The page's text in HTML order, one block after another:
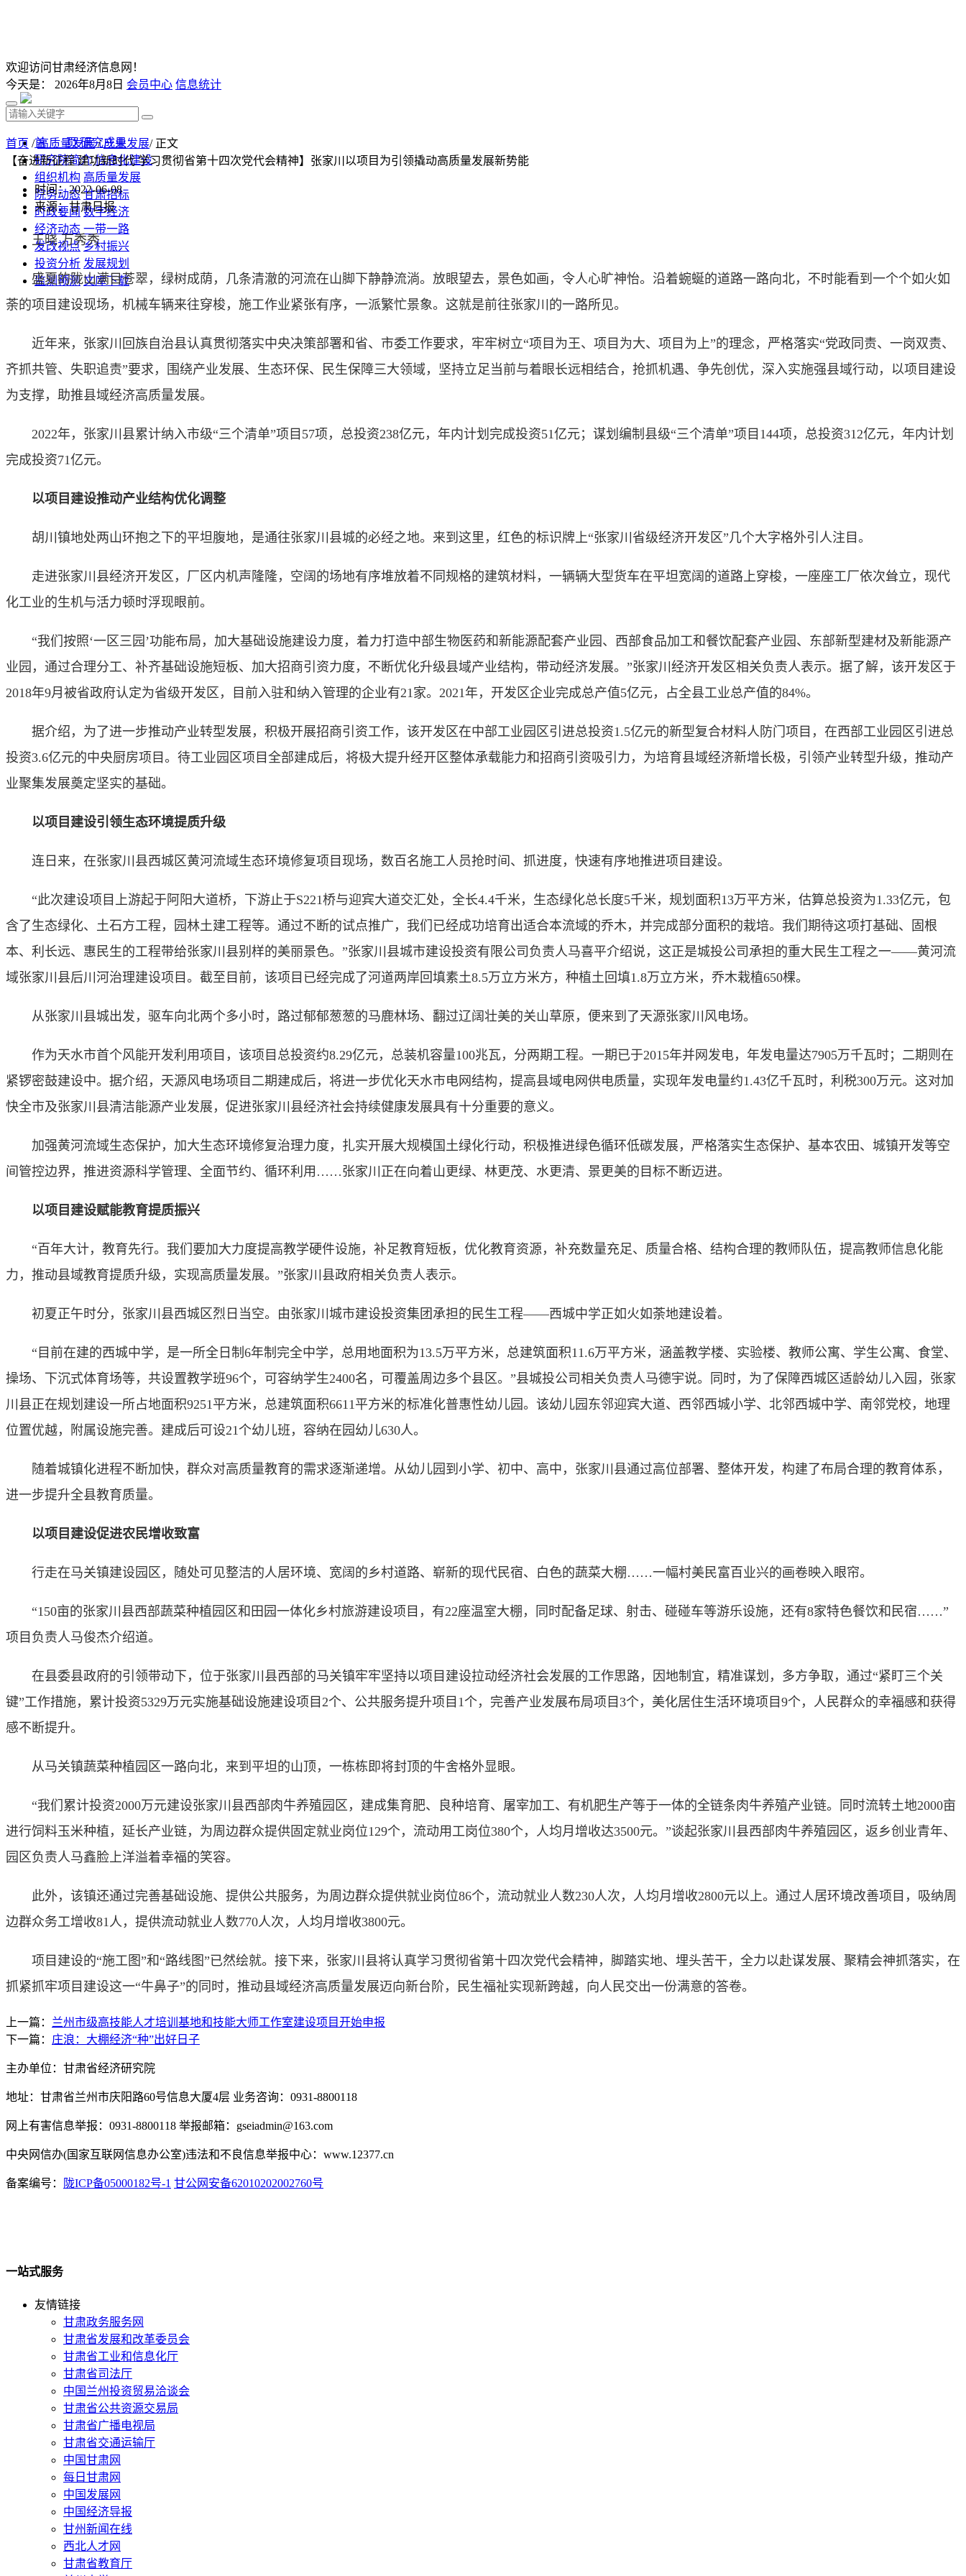
欢迎访问甘肃经济信息网！
今天是： 2026年8月8日 会员中心 信息统计
首 页 研究成果
研究院简介 信息化建设
组织机构 高质量发展
院务动态 甘肃招标
时政要闻 数字经济
经济动态 一带一路
发改视点 乡村振兴
投资分析 发展规划
监测预测 文库下载
首页 /高质量发展/产业发展/ 正文
【奋进新征程 建功新时代 学习贯彻省第十四次党代会精神】张家川以项目为引领撬动高质量发展新势能
时间：2022-06-08
来源：甘肃日报
王晓 万秀秀
盛夏的陇山满目苍翠，绿树成荫，几条清澈的河流在山脚下静静流淌。放眼望去，景色如画，令人心旷神怡。沿着蜿蜒的道路一路向北，不时能看到一个个如火如
荼的项目建设现场，机械车辆来往穿梭，施工作业紧张有序，一派繁忙景象。这就是前往张家川的一路所见。
近年来，张家川回族自治县认真贯彻落实中央决策部署和省、市委工作要求，牢牢树立“项目为王、项目为大、项目为上”的理念，严格落实“党政同责、一岗双责、
齐抓共管、失职追责”要求，围绕产业发展、生态环保、民生保障三大领域，坚持立足当前与着眼长远相结合，抢抓机遇、争先创优，深入实施强县域行动，以项目建设
为支撑，助推县域经济高质量发展。
2022年，张家川县累计纳入市级“三个清单”项目57项，总投资238亿元，年内计划完成投资51亿元；谋划编制县级“三个清单”项目144项，总投资312亿元，年内计划
完成投资71亿元。
以项目建设推动产业结构优化调整
胡川镇地处两山环抱之下的平坦腹地，是通往张家川县城的必经之地。来到这里，红色的标识牌上“张家川省级经济开发区”几个大字格外引人注目。
走进张家川县经济开发区，厂区内机声隆隆，空阔的场地有序堆放着不同规格的建筑材料，一辆辆大型货车在平坦宽阔的道路上穿梭，一座座工厂依次耸立，现代
化工业的生机与活力顿时浮现眼前。
“我们按照‘一区三园’功能布局，加大基础设施建设力度，着力打造中部生物医药和新能源配套产业园、西部食品加工和餐饮配套产业园、东部新型建材及新能源产
业园，通过合理分工、补齐基础设施短板、加大招商引资力度，不断优化升级县域产业结构，带动经济发展。”张家川经济开发区相关负责人表示。据了解，该开发区于
2018年9月被省政府认定为省级开发区，目前入驻和纳入管理的企业有21家。2021年，开发区企业完成总产值5亿元，占全县工业总产值的84%。
据介绍，为了进一步推动产业转型发展，积极开展招商引资工作，该开发区在中部工业园区引进总投资1.5亿元的新型复合材料人防门项目，在西部工业园区引进总
投资3.6亿元的中央厨房项目。待工业园区项目全部建成后，将极大提升经开区整体承载能力和招商引资吸引力，为培育县域经济新增长极，引领产业转型升级，推动产
业聚集发展奠定坚实的基础。
以项目建设引领生态环境提质升级
连日来，在张家川县西城区黄河流域生态环境修复项目现场，数百名施工人员抢时间、抓进度，快速有序地推进项目建设。
“此次建设项目上游起于阿阳大道桥，下游止于S221桥与迎宾大道交汇处，全长4.4千米，生态绿化总长度5千米，规划面积13万平方米，估算总投资为1.33亿元，包
含了生态绿化、土石方工程，园林土建工程等。通过不断的试点推广，我们已经成功培育出适合本流域的乔木，并完成部分面积的栽培。我们期待这项打基础、固根
本、利长远、惠民生的工程带给张家川县别样的美丽景色。”张家川县城市建设投资有限公司负责人马喜平介绍说，这正是城投公司承担的重大民生工程之一——黄河流
域张家川县后川河治理建设项目。截至目前，该项目已经完成了河道两岸回填素土8.5万立方米方，种植土回填1.8万立方米，乔木栽植650棵。
从张家川县城出发，驱车向北两个多小时，路过郁郁葱葱的马鹿林场、翻过辽阔壮美的关山草原，便来到了天源张家川风电场。
作为天水市首个风能开发利用项目，该项目总投资约8.29亿元，总装机容量100兆瓦，分两期工程。一期已于2015年并网发电，年发电量达7905万千瓦时；二期则在
紧锣密鼓建设中。据介绍，天源风电场项目二期建成后，将进一步优化天水市电网结构，提高县域电网供电质量，实现年发电量约1.43亿千瓦时，利税300万元。这对加
快全市及张家川县清洁能源产业发展，促进张家川县经济社会持续健康发展具有十分重要的意义。
加强黄河流域生态保护，加大生态环境修复治理力度，扎实开展大规模国土绿化行动，积极推进绿色循环低碳发展，严格落实生态保护、基本农田、城镇开发等空
间管控边界，推进资源科学管理、全面节约、循环利用……张家川正在向着山更绿、林更茂、水更清、景更美的目标不断迈进。
以项目建设赋能教育提质振兴
“百年大计，教育先行。我们要加大力度提高教学硬件设施，补足教育短板，优化教育资源，补充数量充足、质量合格、结构合理的教师队伍，提高教师信息化能
力，推动县域教育提质升级，实现高质量发展。”张家川县政府相关负责人表示。
初夏正午时分，张家川县西城区烈日当空。由张家川城市建设投资集团承担的民生工程——西城中学正如火如荼地建设着。
“目前在建的西城中学，是一所全日制6年制完全中学，总用地面积为13.5万平方米，总建筑面积11.6万平方米，涵盖教学楼、实验楼、教师公寓、学生公寓、食堂、
操场、下沉式体育场等，共设置教学班96个，可容纳学生2400名，可覆盖周边多个县区。”县城投公司相关负责人马德宇说。同时，为了保障西城区适龄幼儿入园，张家
川县正在规划建设一所占地面积9251平方米，总建筑面积6611平方米的标准化普惠性幼儿园。该幼儿园东邻迎宾大道、西邻西城小学、北邻西城中学、南邻党校，地理
位置优越，附属设施完善。建成后可设21个幼儿班，容纳在园幼儿630人。
随着城镇化进程不断加快，群众对高质量教育的需求逐渐递增。从幼儿园到小学、初中、高中，张家川县通过高位部署、整体开发，构建了布局合理的教育体系，
进一步提升全县教育质量。
以项目建设促进农民增收致富
行走在马关镇建设园区，随处可见整洁的人居环境、宽阔的乡村道路、崭新的现代民宿、白色的蔬菜大棚……一幅村美民富百业兴的画卷映入眼帘。
“150亩的张家川县西部蔬菜种植园区和田园一体化乡村旅游建设项目，有22座温室大棚，同时配备足球、射击、碰碰车等游乐设施，还有8家特色餐饮和民宿……”
项目负责人马俊杰介绍道。
在县委县政府的引领带动下，位于张家川县西部的马关镇牢牢坚持以项目建设拉动经济社会发展的工作思路，因地制宜，精准谋划，多方争取，通过“紧盯三个关
键”工作措施，累计投资5329万元实施基础设施建设项目2个、公共服务提升项目1个，完善产业发展布局项目3个，美化居住生活环境项目9个，人民群众的幸福感和获得
感不断提升。
从马关镇蔬菜种植园区一路向北，来到平坦的山顶，一栋栋即将封顶的牛舍格外显眼。
“我们累计投资2000万元建设张家川县西部肉牛养殖园区，建成集育肥、良种培育、屠宰加工、有机肥生产等于一体的全链条肉牛养殖产业链。同时流转土地2000亩
进行饲料玉米种植，延长产业链，为周边群众提供固定就业岗位129个，流动用工岗位380个，人均月增收达3500元。”谈起张家川县西部肉牛养殖园区，返乡创业青年、
园区负责人马鑫脸上洋溢着幸福的笑容。
此外，该镇还通过完善基础设施、提供公共服务，为周边群众提供就业岗位86个，流动就业人数230人次，人均月增收2800元以上。通过人居环境改善项目，吸纳周
边群众务工增收81人，提供流动就业人数770人次，人均月增收3800元。
项目建设的“施工图”和“路线图”已然绘就。接下来，张家川县将认真学习贯彻省第十四次党代会精神，脚踏实地、埋头苦干，全力以赴谋发展、聚精会神抓落实，在
抓紧抓牢项目建设这一“牛鼻子”的同时，推动县域经济高质量发展迈向新台阶，民生福祉实现新跨越，向人民交出一份满意的答卷。
上一篇： 兰州市级高技能人才培训基地和技能大师工作室建设项目开始申报
下一篇： 庄浪：大棚经济“种”出好日子
主办单位：甘肃省经济研究院
地址：甘肃省兰州市庆阳路60号信息大厦4层 业务咨询：0931-8800118
网上有害信息举报：0931-8800118 举报邮箱：gseiadmin@163.com
中央网信办(国家互联网信息办公室)违法和不良信息举报中心：www.12377.cn
备案编号： 陇ICP备05000182号-1 甘公网安备62010202002760号
一站式服务
友情链接
甘肃政务服务网
甘肃省发展和改革委员会
甘肃省工业和信息化厅
甘肃省司法厅
中国兰州投资贸易洽谈会
甘肃省公共资源交易局
甘肃省广播电视局
甘肃省交通运输厅
中国甘肃网
每日甘肃网
中国发展网
中国经济导报
甘州新闻在线
西北人才网
甘肃省教育厅